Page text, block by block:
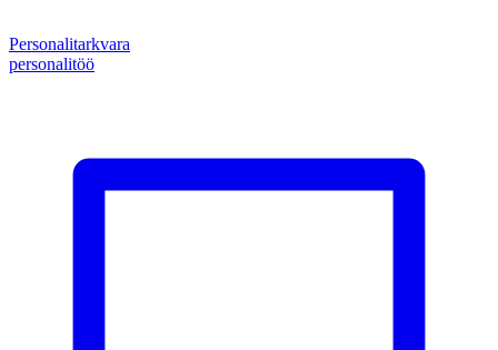
Personalitarkvara
personalitöö